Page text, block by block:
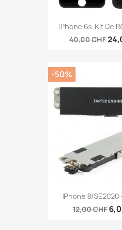
IPhone 6s-Kit De
40,00 CHF
IPhone 8/SE2020
12,00 CHF
-50%